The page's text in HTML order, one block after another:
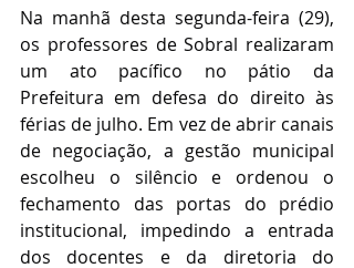
Na manhã desta segunda-feira (29),
os professores de Sobral realizaram
um ato pacífico no pátio da
Prefeitura em defesa do direito às
férias de julho. Em vez de abrir canais
de negociação, a gestão municipal
escolheu o silêncio e ordenou o
fechamento das portas do prédio
institucional, impedindo a entrada
dos docentes e da diretoria do